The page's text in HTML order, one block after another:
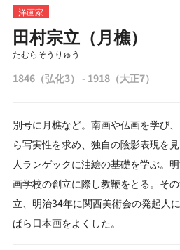
洋画家
田村宗立（月樵）
たむらそうりゅう
1846（弘化3） - 1918（大正7）
別号に月樵など。南画や仏画を学び
ら写実性を求め、独自の陰影表現を
人ランゲックに油絵の基礎を学ぶ。
画学校の創立に際し教鞭をとる。そ
立、明治34年に関西美術会の発起人
ぱら日本画をよくした。